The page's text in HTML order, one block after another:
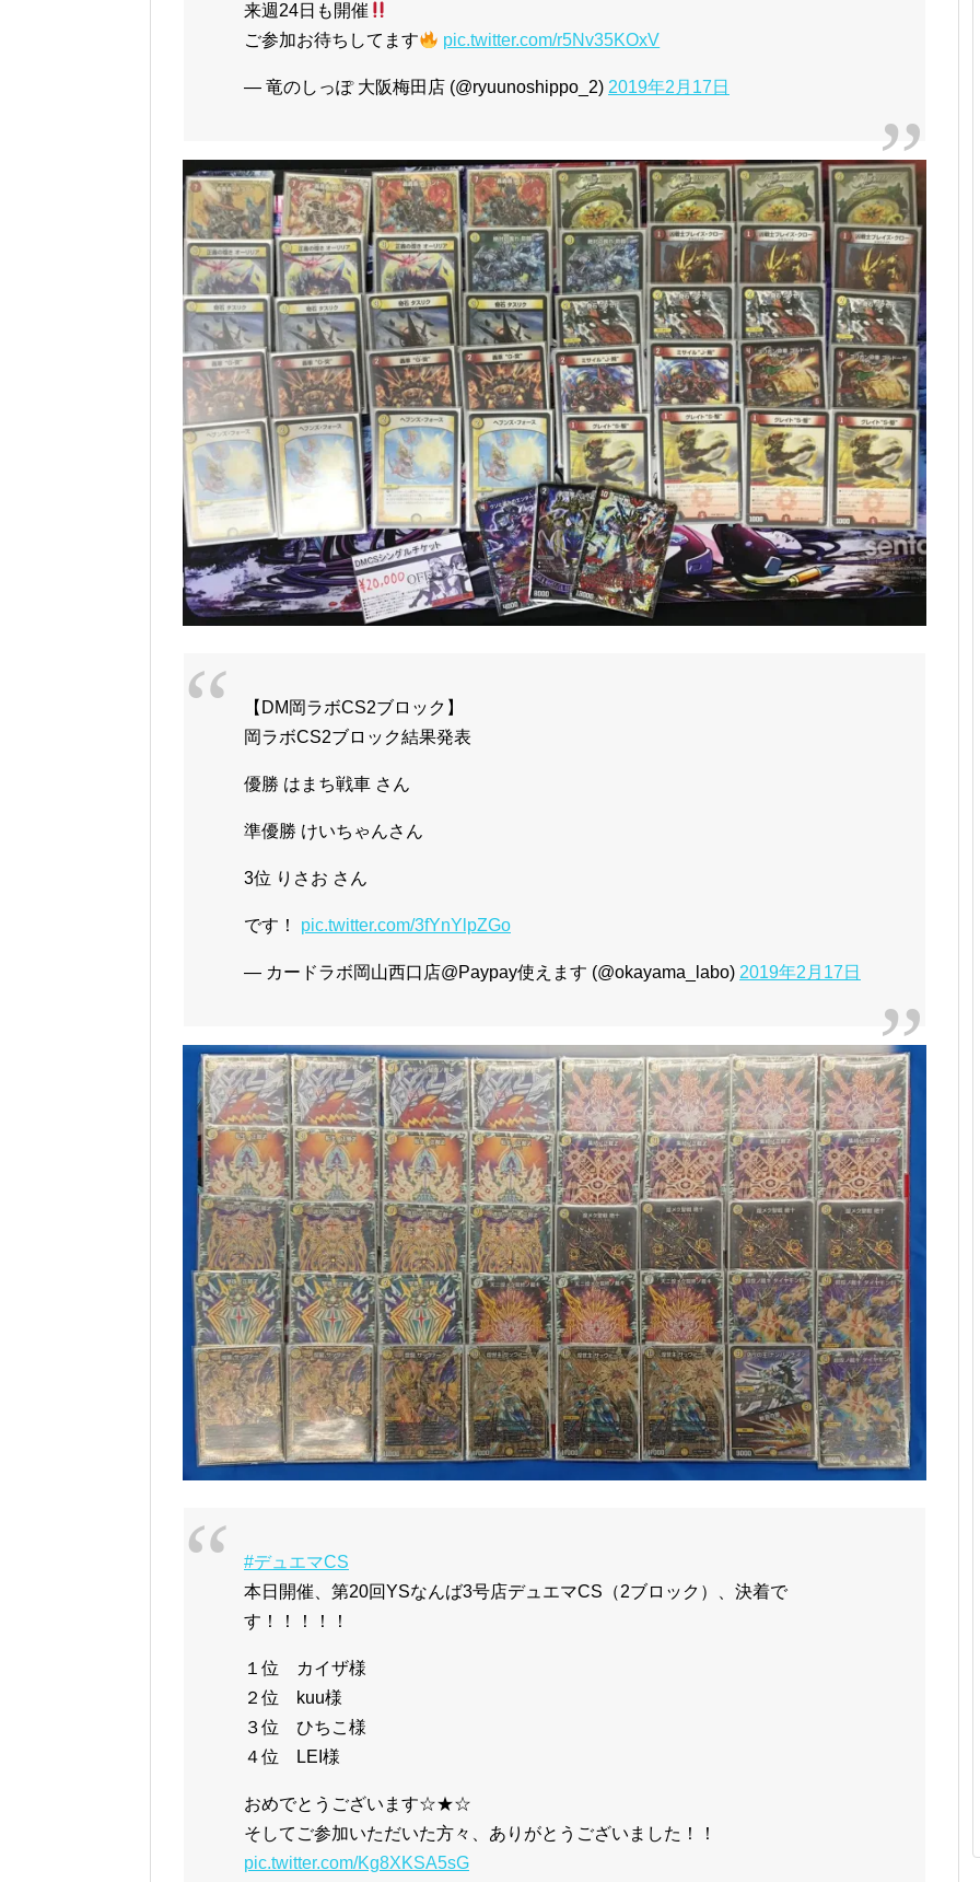
来週24日も開催
ご参加お待ちしてます
pic.twitter.com/r5Nv35KOxV
— 竜のしっぽ 大阪梅田店 (@ryuunoshippo_2) 2019年2月17日
【DM岡ラボCS2ブロック】
岡ラボCS2ブロック結果発表
優勝 はまち戦車 さん
準優勝 けいちゃんさん
3位 りさお さん
です！ pic.twitter.com/3fYnYlpZGo
— カードラボ岡山西口店@Paypay使えます (@okayama_labo) 2019年2月17日
#デュエマCS
本日開催、第20回YSなんば3号店デュエマCS（2ブロック）、決着で
す！！！！！
１位 カイザ様
２位 kuu様
３位 ひちこ様
４位 LEI様
おめでとうございます☆★☆
そしてご参加いただいた方々、ありがとうございました！！
pic.twitter.com/Kg8XKSA5sG